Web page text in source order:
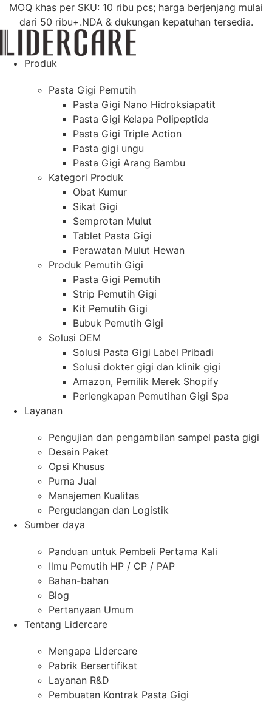
Loncat
MOQ khas per SKU: 10 ribu pcs; harga berjenjang mulai
dari 50 ribu+.NDA & dukungan kepatuhan tersedia.
Produk
Pasta Gigi Pemutih
Pasta Gigi Nano Hidroksiapatit
Pasta Gigi Kelapa Polipeptida
Pasta Gigi Triple Action
Pasta gigi ungu
Pasta Gigi Arang Bambu
Kategori Produk
Obat Kumur
Sikat Gigi
Semprotan Mulut
Tablet Pasta Gigi
Perawatan Mulut Hewan
Produk Pemutih Gigi
Pasta Gigi Pemutih
Strip Pemutih Gigi
Kit Pemutih Gigi
Bubuk Pemutih Gigi
Solusi OEM
Solusi Pasta Gigi Label Pribadi
Solusi dokter gigi dan klinik gigi
Amazon, Pemilik Merek Shopify
Perlengkapan Pemutihan Gigi Spa
Layanan
Pengujian dan pengambilan sampel pasta gigi
Desain Paket
Opsi Khusus
Purna Jual
Manajemen Kualitas
Pergudangan dan Logistik
Sumber daya
Panduan untuk Pembeli Pertama Kali
Ilmu Pemutih HP / CP / PAP
Bahan-bahan
Blog
Pertanyaan Umum
Tentang Lidercare
Mengapa Lidercare
Pabrik Bersertifikat
Layanan R&D
Pembuatan Kontrak Pasta Gigi